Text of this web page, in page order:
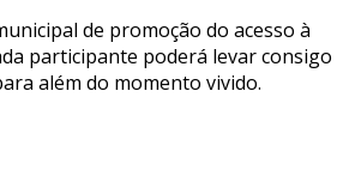
de promoção do acesso à
participante poderá levar consigo
além do momento vivido.